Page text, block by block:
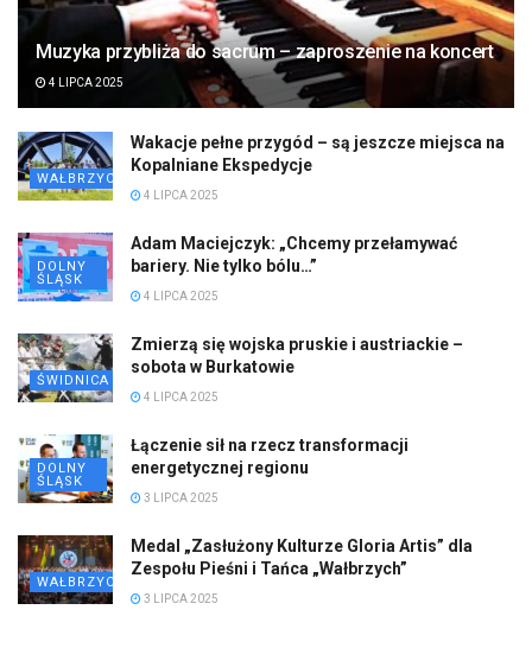
Muzyka przybliża do sacrum – zaproszenie na koncert
4 LIPCA 2025
WAŁBRZYCH
Wakacje pełne przygód – są jeszcze miejsca na
Kopalniane Ekspedycje
4 LIPCA 2025
DOLNY
ŚLĄSK
Adam Maciejczyk: „Chcemy przełamywać
bariery. Nie tylko bólu…”
4 LIPCA 2025
ŚWIDNICA
Zmierzą się wojska pruskie i austriackie –
sobota w Burkatowie
4 LIPCA 2025
DOLNY
ŚLĄSK
Łączenie sił na rzecz transformacji
energetycznej regionu
3 LIPCA 2025
WAŁBRZYCH
Medal „Zasłużony Kulturze Gloria Artis” dla
Zespołu Pieśni i Tańca „Wałbrzych”
3 LIPCA 2025